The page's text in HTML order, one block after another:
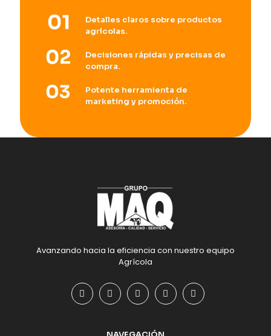
Detalles claros sobre productos
agrícolas.
Decisiones rápidas y precisas de
compra.
Potente herramienta de
marketing y promoción.
Avanzando hacia la eficiencia con nuestro equipo
Agrícola